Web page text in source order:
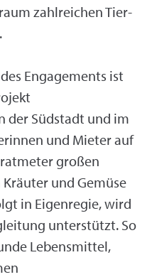
zahlreichen Tier-
Engagements ist
der Südstadt und im
und Mieter auf
großen
und Gemüse
in Eigenregie, wird
unterstützt. So
Lebensmittel,